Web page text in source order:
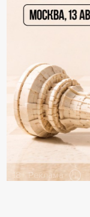
18+ Реклама